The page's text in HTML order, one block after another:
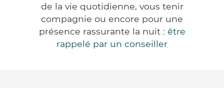
de la vie quotidienne, vous tenir
compagnie ou encore pour une
présence rassurante la nuit : être
rappelé par un conseiller